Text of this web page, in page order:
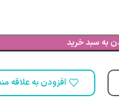
به سبد خرید
افزودن به علاقه